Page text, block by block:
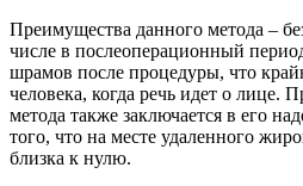
Преимущества данного метода –
числе в послеоперационный
шрамов после процедуры, что
человека, когда речь идет о лице.
метода также заключается в его
того, что на месте удаленного
близка к нулю.